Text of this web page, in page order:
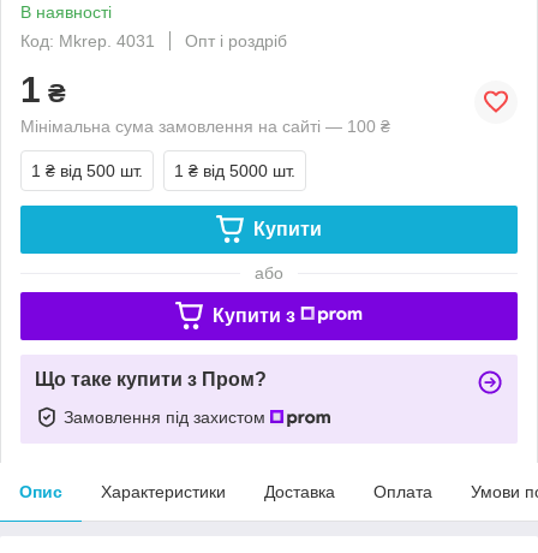
В наявності
Код: Mkrep. 4031
Опт і роздріб
1 ₴
Мінімальна сума замовлення на сайті — 100 ₴
1 ₴ від 500 шт. 1 ₴ від 5000 шт.
Купити
або
Купити з
Що таке купити з Пром?
Замовлення під захистом
Опис Характеристики Доставка Оплата Умови